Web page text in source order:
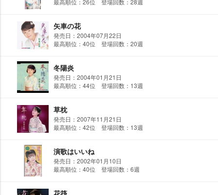
最高順位：26位 登場回数：28週
矢車の花
発売日：2004年07月22日
最高順位：40位 登場回数：20週
冬陽炎
発売日：2004年01月21日
最高順位：44位 登場回数：13週
草枕
発売日：2007年11月21日
最高順位：42位 登場回数：13週
演歌はいいね
発売日：2002年01月10日
最高順位：40位 登場回数：6週
花筏